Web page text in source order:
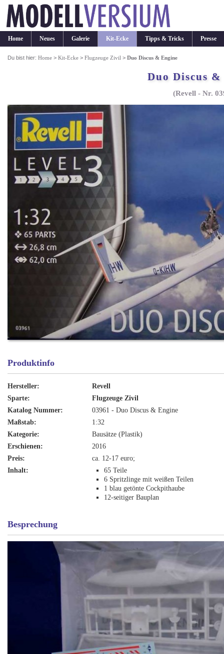
Home Neues Galerie Kit-Ecke Tipps & Tricks Presse
Du bist hier:Home >Kit-Ecke >Flugzeuge Zivil >Duo Discus & Engine
Duo Discus
(Revell - Nr.
Produktinfo
Hersteller:
Revell
Sparte:
Flugzeuge Zivil
Katalog Nummer:
03961 - Duo Discus & Engine
Maßstab:
1:32
Kategorie:
Bausätze (Plastik)
Erschienen:
2016
Preis:
ca. 12-17 euro;
Inhalt:
65 Teile
6 Spritzlinge mit weißen Teilen
1 blau getönte Cockpithaube
12-seitiger Bauplan
Besprechung